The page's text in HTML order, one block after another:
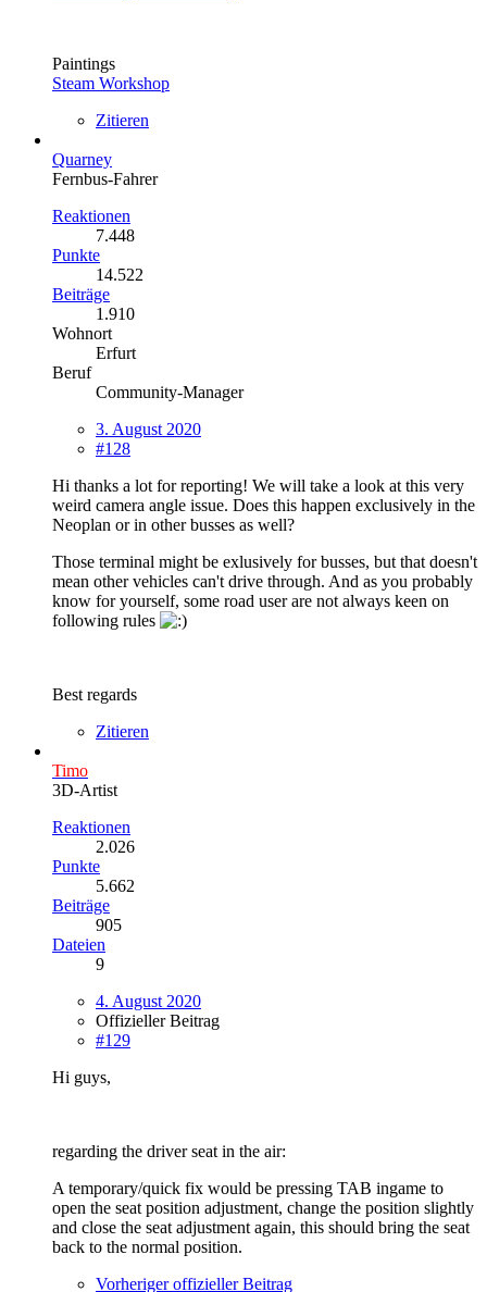
Paintings
Steam Workshop
Zitieren
Quarney
Fernbus-Fahrer
Reaktionen
7.448
Punkte
14.522
Beiträge
1.910
Wohnort
Erfurt
Beruf
Community-Manager
3. August 2020
#128
Hi thanks a lot for reporting! We will take a look at this very
weird camera angle issue. Does this happen exclusively in the
Neoplan or in other busses as well?
Those terminal might be exlusively for busses, but that doesn't
mean other vehicles can't drive through. And as you probably
know for yourself, some road user are not always keen on
following rules
Best regards
Zitieren
Timo
3D-Artist
Reaktionen
2.026
Punkte
5.662
Beiträge
905
Dateien
9
4. August 2020
Offizieller Beitrag
#129
Hi guys,
regarding the driver seat in the air:
A temporary/quick fix would be pressing TAB ingame to
open the seat position adjustment, change the position slightly
and close the seat adjustment again, this should bring the seat
back to the normal position.
Vorheriger offizieller Beitrag